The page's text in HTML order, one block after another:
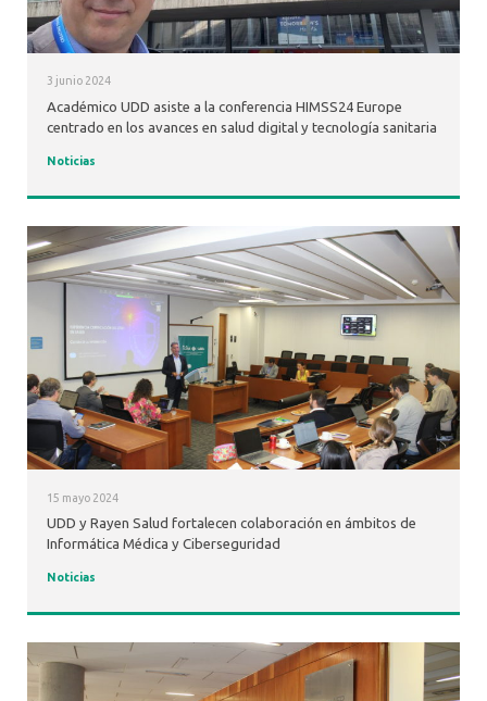
3 junio 2024
Académico UDD asiste a la conferencia HIMSS24 Europe
centrado en los avances en salud digital y tecnología sanitaria
Noticias
15 mayo 2024
UDD y Rayen Salud fortalecen colaboración en ámbitos de
Informática Médica y Ciberseguridad
Noticias